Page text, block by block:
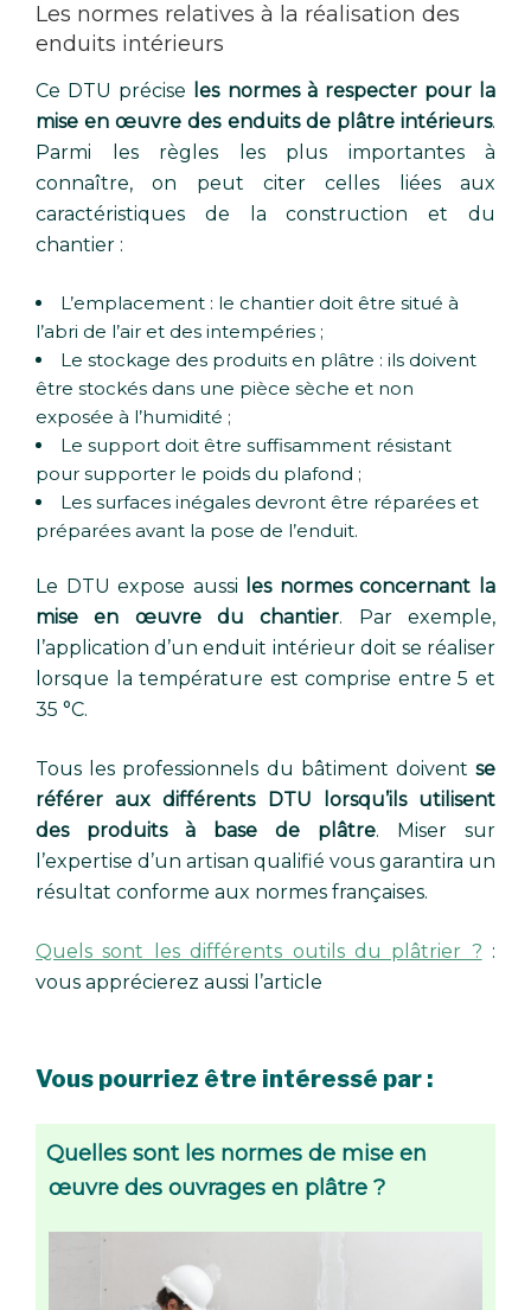
Les normes relatives à la réalisation des
enduits intérieurs
Ce DTU précise
les normes à respecter pour la
mise en œuvre des enduits de plâtre intérieurs.
Parmi les règles les plus importantes à
connaître, on peut citer celles liées aux
caractéristiques de la construction et du
chantier :
L’emplacement : le chantier doit être situé à
l’abri de l’air et des intempéries ;
Le stockage des produits en plâtre : ils doivent
être stockés dans une pièce sèche et non
exposée à l’humidité ;
Le support doit être suffisamment résistant
pour supporter le poids du plafond ;
Les surfaces inégales devront être réparées et
préparées avant la pose de l’enduit.
Le DTU expose aussi
les normes concernant la
mise en œuvre du chantier. Par exemple,
l’application d’un enduit intérieur doit se réaliser
lorsque la température est comprise entre 5 et
35 °C.
Tous les professionnels du bâtiment doivent se
référer aux différents DTU lorsqu’ils utilisent
des produits à base de plâtre. Miser sur
l’expertise d’un artisan qualifié vous garantira un
résultat conforme aux normes françaises.
Quels sont les différents outils du plâtrier ? :
vous apprécierez aussi l’article
Vous pourriez être intéressé par :
Quelles sont les normes de mise en
œuvre des ouvrages en plâtre ?